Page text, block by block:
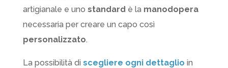
artigianale e uno standard è la manodopera
necessaria per creare un capo così
personalizzato.
La possibilità di scegliere ogni dettaglio in